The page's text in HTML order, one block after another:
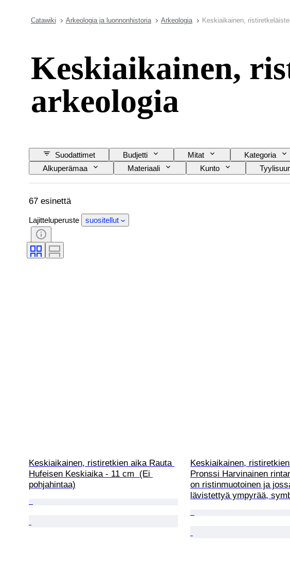
Catawiki Arkeologia ja luonnonhistoria Arkeologia Keskiaikainen,
Keskiaikainen,
arkeologia
Suodattimet Budjetti Mitat Kategoria
Alkuperämaa
Materiaali Kunto
67 esinettä
Lajitteluperuste suositellut
Keskiaikainen, ristiretkien aika Rauta
Hufeisen Keskiaika - 11 cm  (Ei
pohjahintaa)
Keskiaikainen,
Pronssi Harvinainen
on ristinmuotoinen ja
lävistettyä ympyrää,